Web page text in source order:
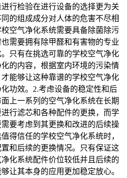
行检验在进行设备的选择更为关
的组成成分对人体的危害不尽相
空气净化系统需要具备除菌除污
需要拥有除甲醛和有害物的专业
只有在挑选可靠的学校空气净化
的内容，根据室内环境的污染情
能够让这种靠谱的学校空气净化
功效。2.考虑设备的稳定性和后
上一系列的空气净化系统在长期
行滤芯和各种配件的更换，而学
要考虑到其更换和改进的后续操
得信任的学校空气净化系统时，
和后续的更换情况。只有保证这
化系统配件价位较低并且后续的
让其本身的应用更加稳定放心。